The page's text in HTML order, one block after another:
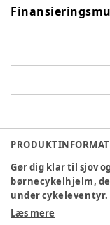
Gør dig klar til sjov
børnecykelhjelm,
under
alvorlige hoved
Læs mere